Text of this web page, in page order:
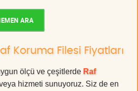
ARA
Koruma Filesi Fiyatları
ölçü ve çeşitlerde Raf
hizmeti sunuyoruz. Siz de en